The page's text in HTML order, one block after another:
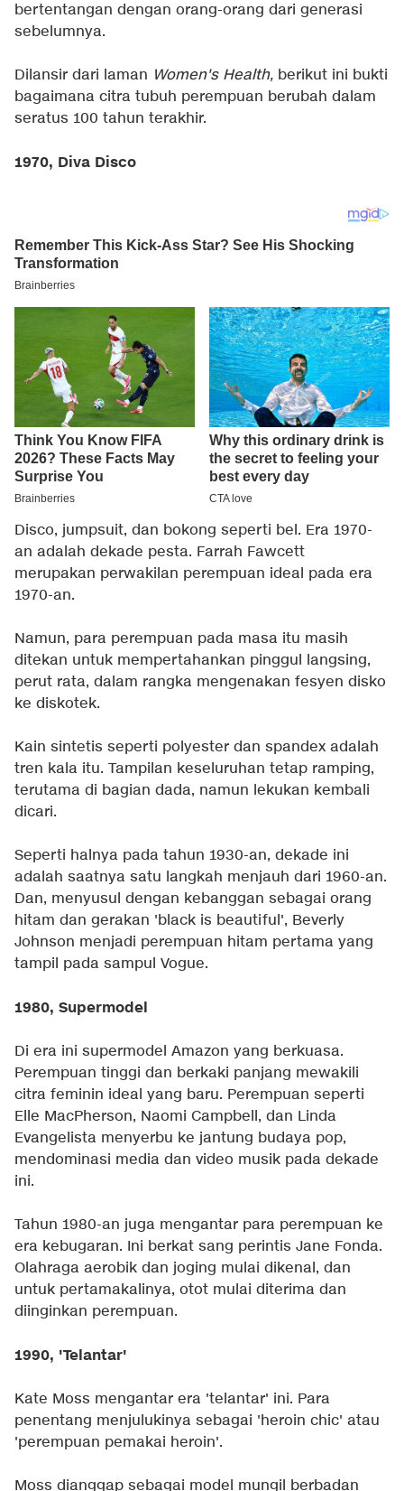
bertentangan dengan orang-orang dari generasi
sebelumnya.
Dilansir dari laman Women's Health, berikut ini bukti
bagaimana citra tubuh perempuan berubah dalam
seratus 100 tahun terakhir.
1970, Diva Disco
Disco, jumpsuit, dan bokong seperti bel. Era 1970-
an adalah dekade pesta. Farrah Fawcett
merupakan perwakilan perempuan ideal pada era
1970-an.
Namun, para perempuan pada masa itu masih
ditekan untuk mempertahankan pinggul langsing,
perut rata, dalam rangka mengenakan fesyen disko
ke diskotek.
Kain sintetis seperti polyester dan spandex adalah
tren kala itu. Tampilan keseluruhan tetap ramping,
terutama di bagian dada, namun lekukan kembali
dicari.
Seperti halnya pada tahun 1930-an, dekade ini
adalah saatnya satu langkah menjauh dari 1960-an.
Dan, menyusul dengan kebanggan sebagai orang
hitam dan gerakan 'black is beautiful', Beverly
Johnson menjadi perempuan hitam pertama yang
tampil pada sampul Vogue.
1980, Supermodel
Di era ini supermodel Amazon yang berkuasa.
Perempuan tinggi dan berkaki panjang mewakili
citra feminin ideal yang baru. Perempuan seperti
Elle MacPherson, Naomi Campbell, dan Linda
Evangelista menyerbu ke jantung budaya pop,
mendominasi media dan video musik pada dekade
ini.
Tahun 1980-an juga mengantar para perempuan ke
era kebugaran. Ini berkat sang perintis Jane Fonda.
Olahraga aerobik dan joging mulai dikenal, dan
untuk pertamakalinya, otot mulai diterima dan
diinginkan perempuan.
1990, 'Telantar'
Kate Moss mengantar era 'telantar' ini. Para
penentang menjulukinya sebagai 'heroin chic' atau
'perempuan pemakai heroin'.
Moss dianggap sebagai model mungil berbadan